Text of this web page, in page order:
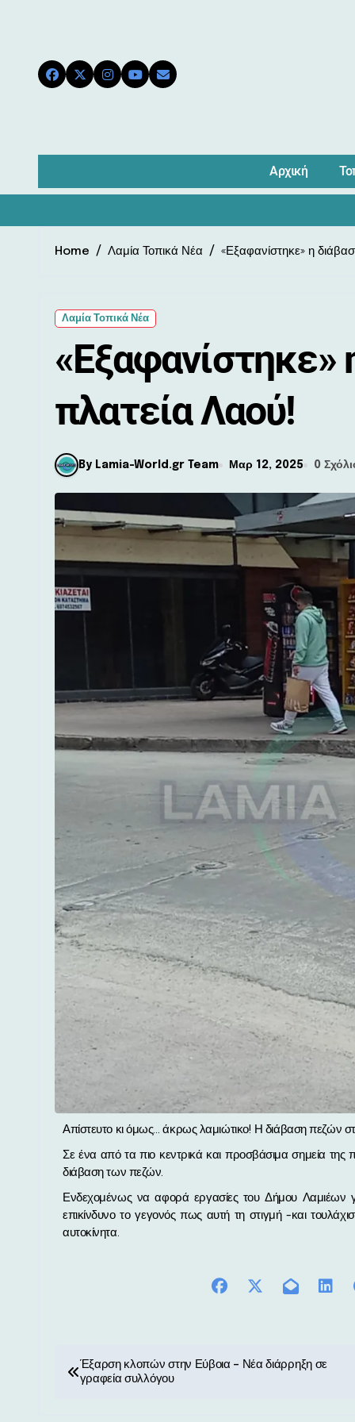
Αρχική
Home Λαμία Τοπικά Νέα «Εξαφανίστηκε» η
Λαμία Τοπικά Νέα
«Εξαφανίστηκε»
πλατεία Λαού!
By Lamia-World.gr Team Μαρ 12, 2025 0
Απίστευτο κι όμως… άκρως λαμιώτικο! Η διάβαση πεζών
Σε ένα από τα πιο κεντρικά και προσβάσιμα σημεία
διάβαση των πεζών.
Ενδεχομένως να αφορά εργασίες του Δήμου Λαμιέων
επικίνδυνο το γεγονός πως αυτή τη στιγμή -και
αυτοκίνητα.
Έξαρση κλοπών στην Εύβοια – Νέα διάρρηξη σε
γραφεία συλλόγου